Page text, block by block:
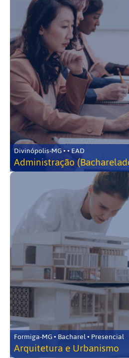
Divinópolis-MG • • EAD
Administração
Formiga-MG • Bacharel • Presencial
Arquitetura e Urbanismo